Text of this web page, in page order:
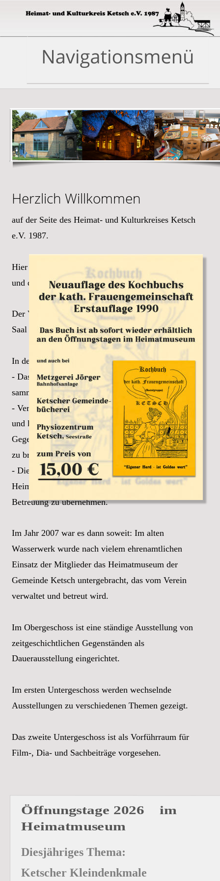
Herzlich Willkommen
auf der Seite des Heimat- und Kulturkreises Ketsch
e.V. 1987.
Hier möchten wir Ihnen einen Überblick vom Verein
und der Arbeit der engagierten Mitglieder geben.
Der Verein wurde am 2. Juni 1987 im voll besetzten
Saal des Gasthauses „Zum Enderle“ gegründet.
In der Satzung legte man fest:
- Das heimatliche Kulturgut zu erhalten, zu
sammeln, zu pflegen und zu erforschen.
- Verständnis und Interesse für Heimatgeschichte
und kulturelle Leistungen in Vergangenheit und
Gegenwart zu wecken und sie der Bevölkerung nahe
zu bringen.
- Die Gemeinde Ketsch beim Aufbau eines
Heimatmuseums zu unterstützen und die
Betreuung zu übernehmen.
Im Jahr 2007 war es dann soweit: Im alten
Wasserwerk wurde nach vielem ehrenamtlichen
Einsatz der Mitglieder das Heimatmuseum der
Gemeinde Ketsch untergebracht, das vom Verein
verwaltet und betreut wird.
Im Obergeschoss ist eine ständige Ausstellung von
zeitgeschichtlichen Gegenständen als
Dauerausstellung eingerichtet.
Im ersten Untergeschoss werden wechselnde
Ausstellungen zu verschiedenen Themen gezeigt.
Das zweite Untergeschoss ist als Vorführraum für
Film-, Dia- und Sachbeiträge vorgesehen.
Öffnungstage 2026    im
Heimatmuseum
Diesjähriges Thema:
Ketscher Kleindenkmale